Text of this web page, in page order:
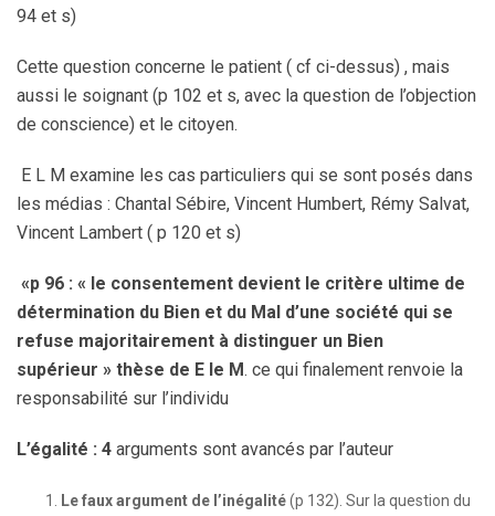
94 et s)
Cette question concerne le patient ( cf ci-dessus) , mais
aussi le soignant (p 102 et s, avec la question de l’objection
de conscience) et le citoyen.
E L M examine les cas particuliers qui se sont posés dans
les médias : Chantal Sébire, Vincent Humbert, Rémy Salvat,
Vincent Lambert ( p 120 et s)
«p 96 : « le consentement devient le critère ultime de
détermination du Bien et du Mal d’une société qui se
refuse majoritairement à distinguer un Bien
supérieur » thèse de E le M. ce qui finalement renvoie la
responsabilité sur l’individu
L’égalité : 4 arguments sont avancés par l’auteur
Le faux argument de l’inégalité(p 132). Sur la question du